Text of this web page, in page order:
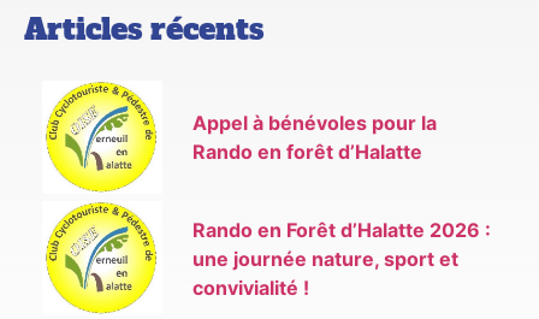
Articles récents
Appel à bénévoles pour la
Rando en forêt d’Halatte
Rando en Forêt d’Halatte 2026 :
une journée nature, sport et
convivialité !